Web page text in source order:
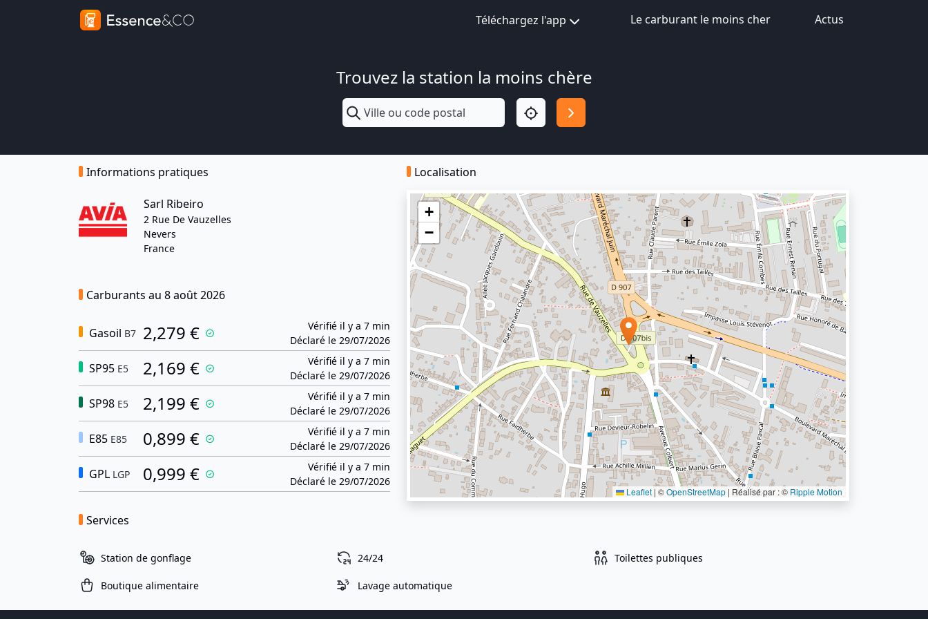
Téléchargez l'app Le carburant le moins cher Actus
Trouvez la station la moins chère
Informations pratiques
Sarl Ribeiro
2 Rue De Vauzelles
Nevers
France
Carburants au 8 août 2026
Gasoil B7 2,279 €
Vérifié il y a 7 min
Déclaré le 29/07/2026
SP95 E5 2,169 €
Vérifié il y a 7 min
Déclaré le 29/07/2026
SP98 E5 2,199 €
Vérifié il y a 7 min
Déclaré le 29/07/2026
E85 E85 0,899 €
Vérifié il y a 7 min
Déclaré le 29/07/2026
GPL LGP 0,999 €
Vérifié il y a 7 min
Déclaré le 29/07/2026
Localisation
+
−
Leaflet | ©OpenStreetMap | Réalisé par : © Ripple Motion
Services
Station de gonflage 24/24 Toilettes publiques
Boutique alimentaire Lavage automatique